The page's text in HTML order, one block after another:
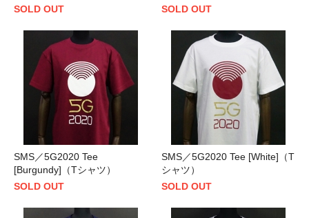
SOLD OUT
SOLD OUT
SMS／5G2020 Tee
[Burgundy]（Tシャツ）
SOLD OUT
SMS／5G2020 Tee [White]（T
シャツ）
SOLD OUT